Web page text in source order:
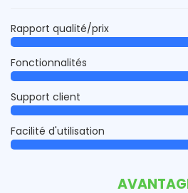
Rapport qualité/prix
Fonctionnalités
Support client
Facilité d'utilisation